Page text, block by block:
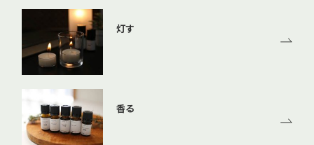
灯す
香る